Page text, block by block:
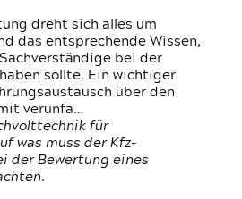
dreht sich alles um
das entsprechende Wissen,
bei der
sollte. Ein wichtiger
über den
verunfa…
für
was muss der Kfz-
der Bewertung eines